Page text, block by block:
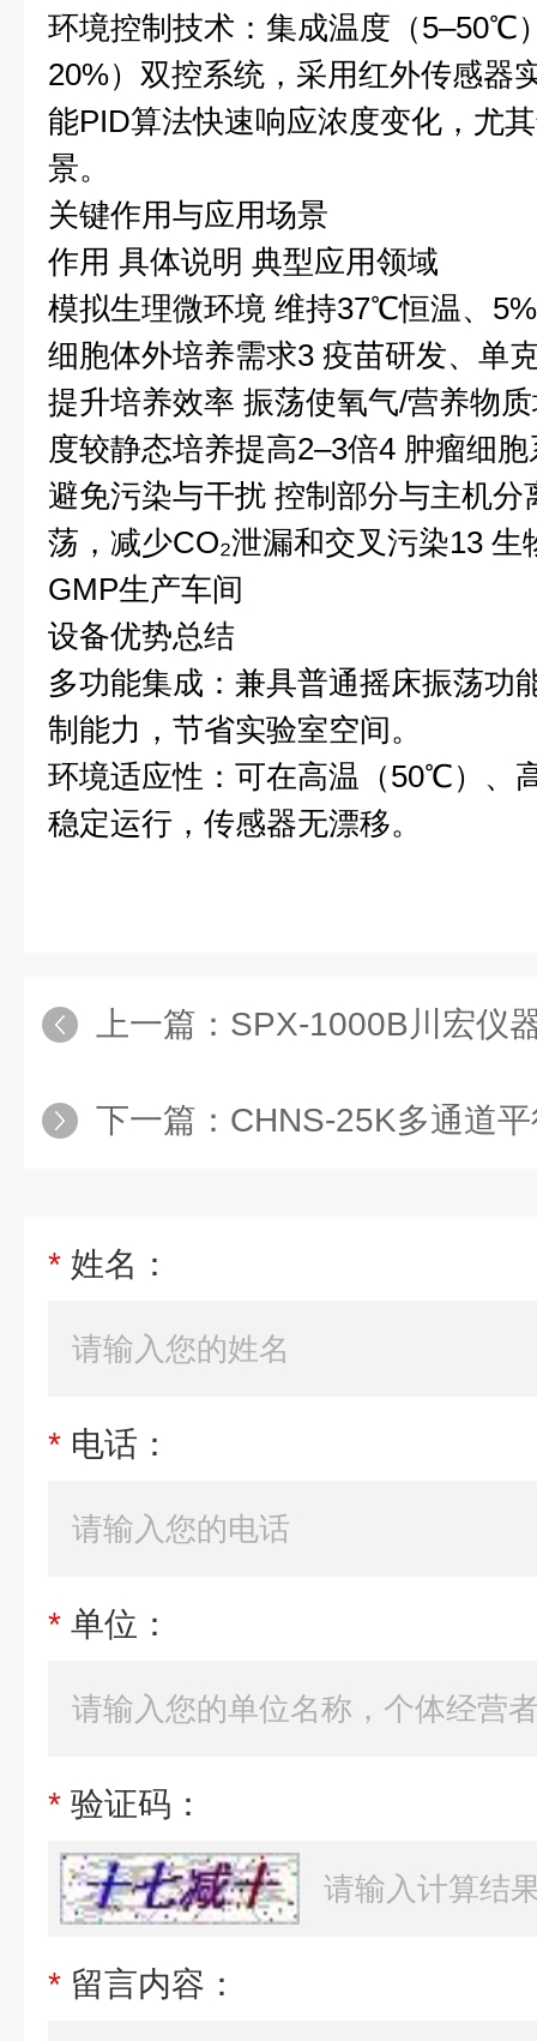
环境控制技术：集成温度（5–50℃
20%）双控系统，采用红外传感器
能PID算法快速响应浓度变化，尤
景。
关键作用与应用场景
作用 具体说明 典型应用领域
模拟生理微环境 维持37℃恒温、
细胞体外培养需求3 疫苗研发、单
提升培养效率 振荡使氧气/营养物
度较静态培养提高2–3倍4 肿瘤细
避免污染与干扰 控制部分与主机
荡，减少CO₂泄漏和交叉污染13
GMP生产车间
设备优势总结
多功能集成：兼具普通摇床振荡功
制能力，节省实验室空间。
环境适应性：可在高温（50℃）、
稳定运行，传感器无漂移。
上一篇： SPX-1000B川宏仪器双
下一篇： CHNS-25K多通道平行
* 姓名：
* 电话：
* 单位：
* 验证码：
* 留言内容：